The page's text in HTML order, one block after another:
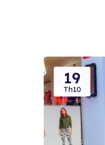
19
Th10